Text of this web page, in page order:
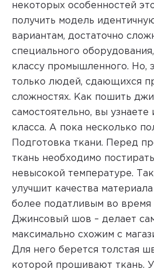
некоторых особенностей
получить модель
вариантам, достаточно
специального
классу промышленного. Но,
только людей, сдающихся
сложностях. Как пошить
самостоятельно, вы узнаете
класса. А пока несколько
Подготовка ткани. Перед
ткань необходимо
невысокой температуре.
улучшит качества
более податливым во время
Джинсовый шов – делает
максимально схожим с
Для него берется толстая
которой прошивают ткань.